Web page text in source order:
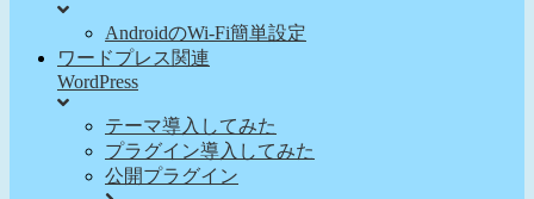
AndroidのWi-Fi簡単設定
ワードプレス関連
WordPress
テーマ導入してみた
プラグイン導入してみた
公開プラグイン